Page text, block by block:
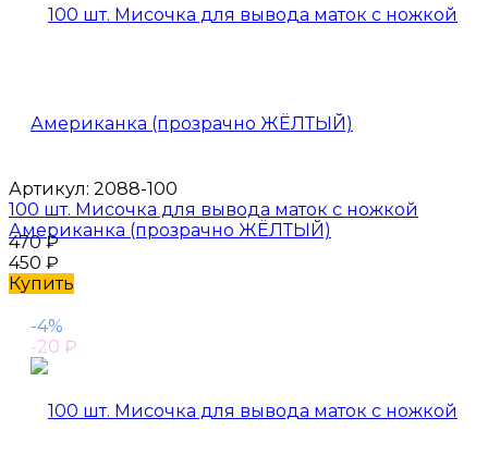
Артикул: 2088-100
100 шт. Мисочка для вывода маток с ножкой
Американка (прозрачно ЖЁЛТЫЙ)
470₽
450 ₽
Купить
-4%
-20 ₽